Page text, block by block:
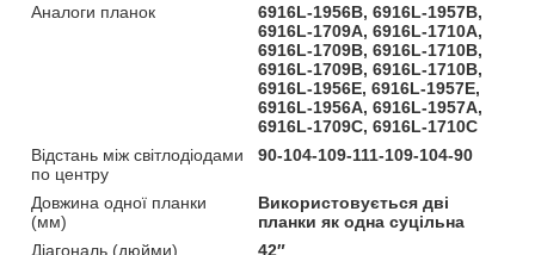
Аналоги планок
6916L-1956B, 6916L-1957B,
6916L-1709A, 6916L-1710A,
6916L-1709B, 6916L-1710B,
6916L-1709B, 6916L-1710B,
6916L-1956E, 6916L-1957E,
6916L-1956A, 6916L-1957A,
6916L-1709C, 6916L-1710C
Відстань між світлодіодами
по центру
90-104-109-111-109-104-90
Довжина одної планки
(мм)
Використовується дві
планки як одна суцільна
Діагональ (дюйми)
42″